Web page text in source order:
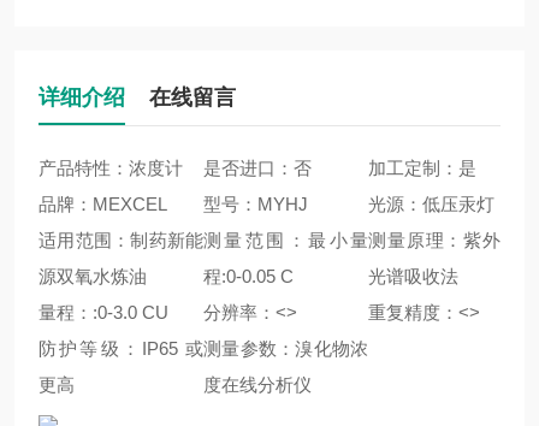
详细介绍 在线留言
产品特性：浓度计 是否进口：否
加工定制：是
品牌：MEXCEL
型号：MYHJ
光源：低压汞灯
适用范围：制药新能
源双氧水炼油
测量范围：最小量
程:0-0.05 C
测量原理：紫外
光谱吸收法
量程：:0-3.0 CU
分辨率：<>
重复精度：<>
防护等级：IP65 或
更高
测量参数：溴化物浓
度在线分析仪